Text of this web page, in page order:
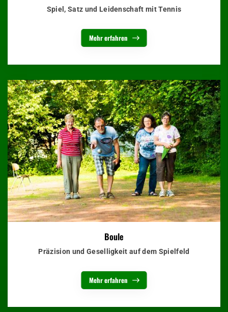
Spiel, Satz und Leidenschaft mit Tennis
Mehr erfahren
Boule
Präzision und Geselligkeit auf dem Spielfeld
Mehr erfahren